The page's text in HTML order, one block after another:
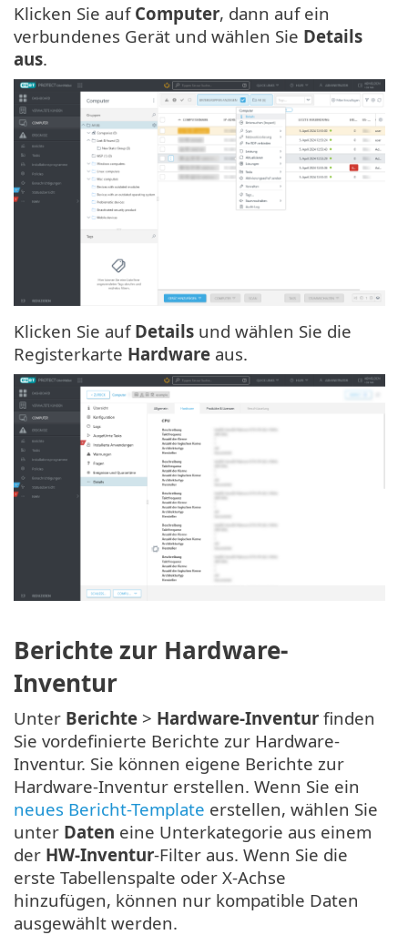
Klicken Sie auf Computer, dann auf ein
verbundenes Gerät und wählen Sie Details
aus.
Klicken Sie auf Details und wählen Sie die
Registerkarte Hardware aus.
Berichte zur Hardware-
Inventur
Unter Berichte > Hardware-Inventur finden
Sie vordefinierte Berichte zur Hardware-
Inventur. Sie können eigene Berichte zur
Hardware-Inventur erstellen. Wenn Sie ein
neues Bericht-Template erstellen, wählen Sie
unter Daten eine Unterkategorie aus einem
der HW-Inventur-Filter aus. Wenn Sie die
erste Tabellenspalte oder X-Achse
hinzufügen, können nur kompatible Daten
ausgewählt werden.